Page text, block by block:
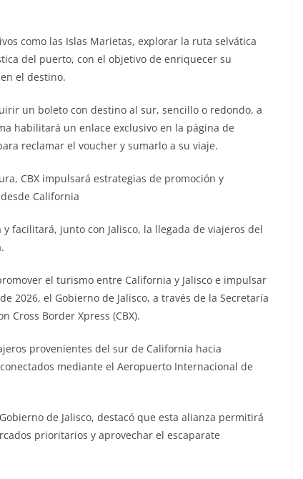
como las Islas Marietas, explorar la ruta selvática
del puerto, con el objetivo de enriquecer su
el destino.
un boleto con destino al sur, sencillo o redondo, a
habilitará un enlace exclusivo en la página de
reclamar el voucher y sumarlo a su viaje.
CBX impulsará estrategias de promoción y
California
facilitará, junto con Jalisco, la llegada de viajeros del
el turismo entre California y Jalisco e impulsar
2026, el Gobierno de Jalisco, a través de la Secretaría
Cross Border Xpress (CBX).
provenientes del sur de California hacia
mediante el Aeropuerto Internacional de
de Jalisco, destacó que esta alianza permitirá
prioritarios y aprovechar el escaparate